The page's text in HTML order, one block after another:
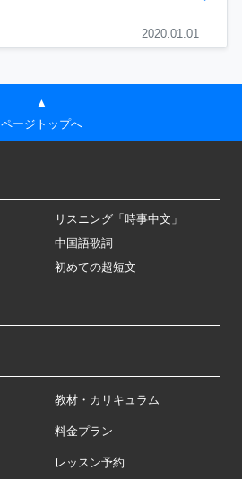
2020.01.01
▲
ページトップへ
リスニング「時事中文」
中国語歌詞
初めての超短文
教材・カリキュラム
料金プラン
レッスン予約